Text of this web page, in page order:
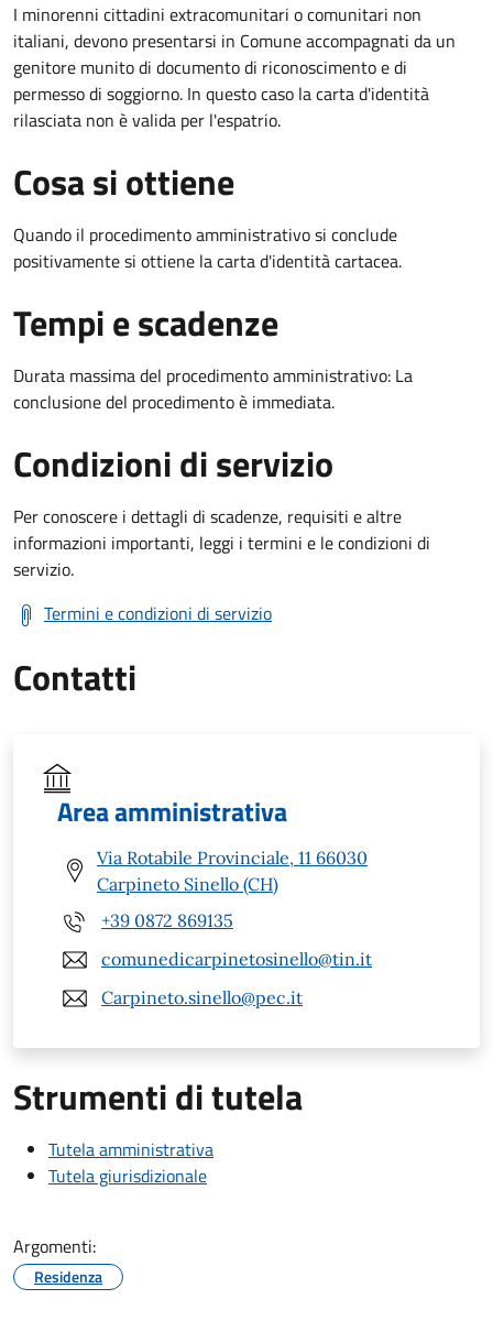
I minorenni cittadini extracomunitari o comunitari non
italiani, devono presentarsi in Comune accompagnati da un
genitore munito di documento di riconoscimento e di
permesso di soggiorno. In questo caso la carta d'identità
rilasciata non è valida per l'espatrio.
Cosa si ottiene
Quando il procedimento amministrativo si conclude
positivamente si ottiene la carta d'identità cartacea.
Tempi e scadenze
Durata massima del procedimento amministrativo: La
conclusione del procedimento è immediata.
Condizioni di servizio
Per conoscere i dettagli di scadenze, requisiti e altre
informazioni importanti, leggi i termini e le condizioni di
servizio.
Termini e condizioni di servizio
Contatti
Area amministrativa
Via Rotabile Provinciale, 11 66030
Carpineto Sinello (CH)
+39 0872 869135
comunedicarpinetosinello@tin.it
Carpineto.sinello@pec.it
Strumenti di tutela
Tutela amministrativa
Tutela giurisdizionale
Argomenti:
Residenza